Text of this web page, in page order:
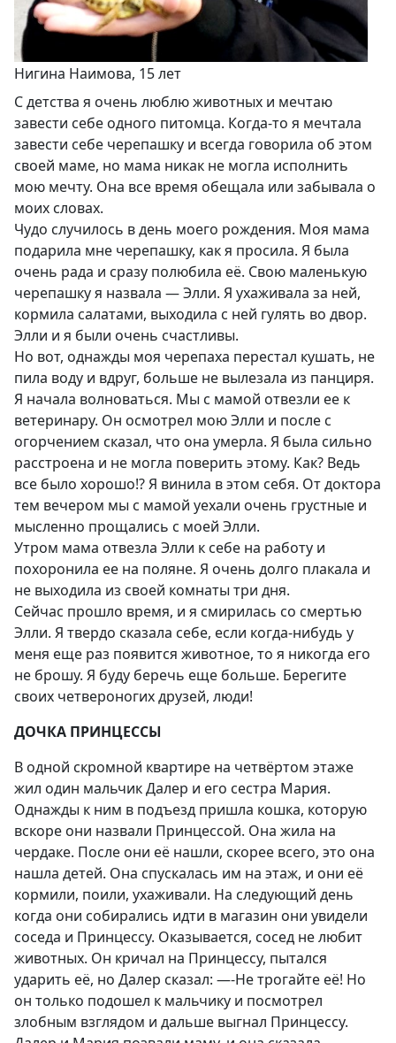
Нигина Наимова, 15 лет
С детства я очень люблю животных и мечтаю
завести себе одного питомца. Когда-то я мечтала
завести себе черепашку и всегда говорила об этом
своей маме, но мама никак не могла исполнить
мою мечту. Она все время обещала или забывала о
моих словах.
Чудо случилось в день моего рождения. Моя мама
подарила мне черепашку, как я просила. Я была
очень рада и сразу полюбила её. Свою маленькую
черепашку я назвала — Элли. Я ухаживала за ней,
кормила салатами, выходила с ней гулять во двор.
Элли и я были очень счастливы.
Но вот, однажды моя черепаха перестал кушать, не
пила воду и вдруг, больше не вылезала из панциря.
Я начала волноваться. Мы с мамой отвезли ее к
ветеринару. Он осмотрел мою Элли и после с
огорчением сказал, что она умерла. Я была сильно
расстроена и не могла поверить этому. Как? Ведь
все было хорошо!? Я винила в этом себя. От доктора
тем вечером мы с мамой уехали очень грустные и
мысленно прощались с моей Элли.
Утром мама отвезла Элли к себе на работу и
похоронила ее на поляне. Я очень долго плакала и
не выходила из своей комнаты три дня.
Сейчас прошло время, и я смирилась со смертью
Элли. Я твердо сказала себе, если когда-нибудь у
меня еще раз появится животное, то я никогда его
не брошу. Я буду беречь еще больше. Берегите
своих четвероногих друзей, люди!
ДОЧКА ПРИНЦЕССЫ
В одной скромной квартире на четвёртом этаже
жил один мальчик Далер и его сестра Мария.
Однажды к ним в подъезд пришла кошка, которую
вскоре они назвали Принцессой. Она жила на
чердаке. После они её нашли, скорее всего, это она
нашла детей. Она спускалась им на этаж, и они её
кормили, поили, ухаживали. На следующий день
когда они собирались идти в магазин они увидели
соседа и Принцессу. Оказывается, сосед не любит
животных. Он кричал на Принцессу, пытался
ударить её, но Далер сказал: —-Не трогайте её! Но
он только подошел к мальчику и посмотрел
злобным взглядом и дальше выгнал Принцессу.